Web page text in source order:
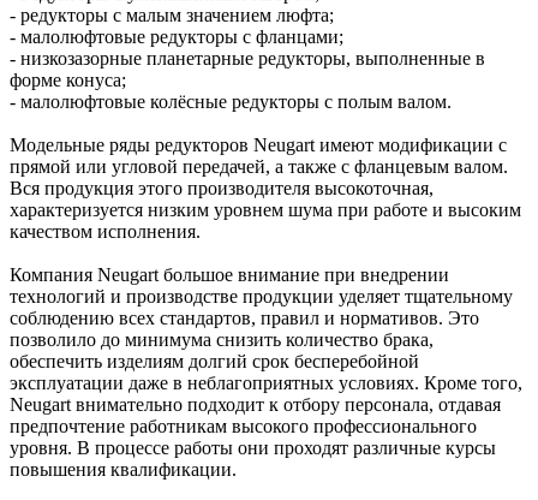
- редукторы с малым значением люфта;
- малолюфтовые редукторы с фланцами;
- низкозазорные планетарные редукторы, выполненные в
форме конуса;
- малолюфтовые колёсные редукторы с полым валом.
Модельные ряды редукторов Neugart имеют модификации с
прямой или угловой передачей, а также с фланцевым валом.
Вся продукция этого производителя высокоточная,
характеризуется низким уровнем шума при работе и высоким
качеством исполнения.
Компания Neugart большое внимание при внедрении
технологий и производстве продукции уделяет тщательному
соблюдению всех стандартов, правил и нормативов. Это
позволило до минимума снизить количество брака,
обеспечить изделиям долгий срок бесперебойной
эксплуатации даже в неблагоприятных условиях. Кроме того,
Neugart внимательно подходит к отбору персонала, отдавая
предпочтение работникам высокого профессионального
уровня. В процессе работы они проходят различные курсы
повышения квалификации.